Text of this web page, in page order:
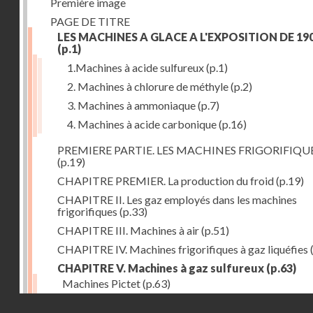
PAGE DE TITRE
LES MACHINES A GLACE A L'EXPOSITION DE
(p.1)
1.Machines à acide sulfureux(p.1)
2. Machines à chlorure de méthyle(p.2)
3. Machines à ammoniaque(p.7)
4. Machines à acide carbonique(p.16)
PREMIERE PARTIE. LES MACHINES
(p.19)
CHAPITRE PREMIER. La production du froid(p.19)
CHAPITRE II. Les gaz employés dans les machines
frigorifiques (p.33)
CHAPITRE III. Machines à air(p.51)
CHAPITRE IV. Machines frigorifiques à gaz liquéfies
CHAPITRE V. Machines à gaz sulfureux (p.63)
Machines Pictet(p.63)